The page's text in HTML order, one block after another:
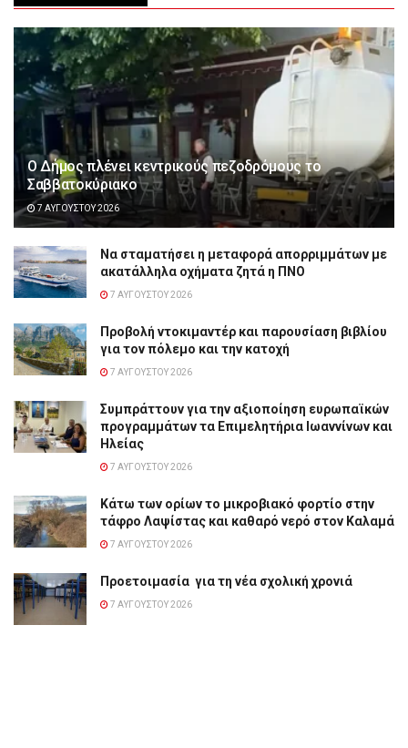
Ο Δήμος πλένει κεντρικούς πεζοδρόμους το
Σαββατοκύριακο
7 ΑΥΓΟΎΣΤΟΥ 2026
Να σταματήσει η μεταφορά απορριμμάτων με
ακατάλληλα οχήματα ζητά η ΠΝΟ
7 ΑΥΓΟΎΣΤΟΥ 2026
Προβολή ντοκιμαντέρ και παρουσίαση βιβλίου
για τον πόλεμο και την κατοχή
7 ΑΥΓΟΎΣΤΟΥ 2026
Συμπράττουν για την αξιοποίηση ευρωπαϊκών
προγραμμάτων τα Επιμελητήρια Ιωαννίνων και
Ηλείας
7 ΑΥΓΟΎΣΤΟΥ 2026
Κάτω των ορίων το μικροβιακό φορτίο στην
τάφρο Λαψίστας και καθαρό νερό στον Καλαμά
7 ΑΥΓΟΎΣΤΟΥ 2026
Προετοιμασία για τη νέα σχολική χρονιά
7 ΑΥΓΟΎΣΤΟΥ 2026